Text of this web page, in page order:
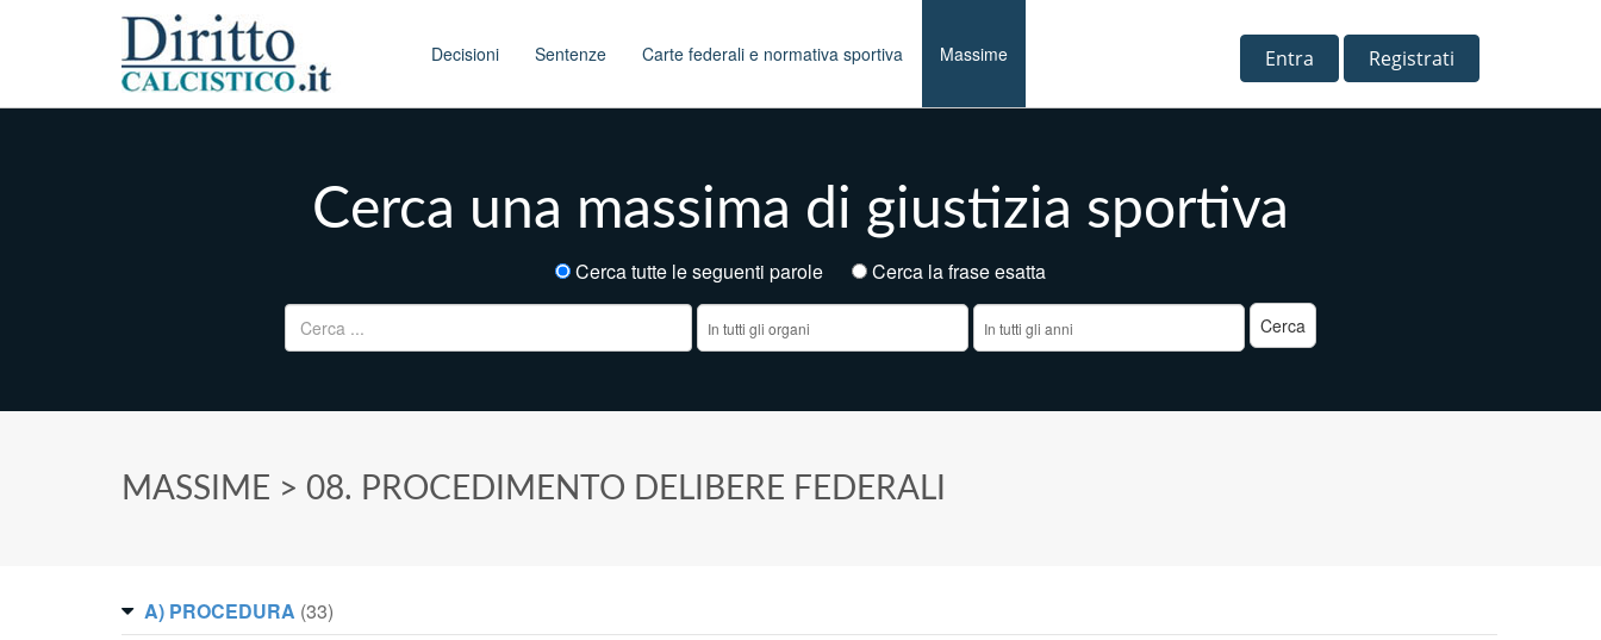
Main menu Decisioni Sentenze Carte federali e normativa sportiva Massime Entra Registrati
Cerca una massima di giustizia sportiva
Cerca tutte le seguenti parole
Cerca la frase esatta
Ricerca per:
MASSIME > 08. PROCEDIMENTO DELIBERE FEDERALI
A) PROCEDURA (33)